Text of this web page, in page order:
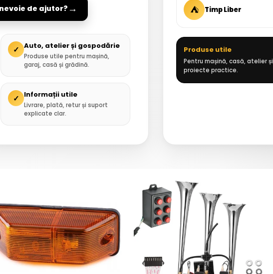
de ajutor? →
✓ Auto, atelier și gospodărie
Produse utile pentru mașină,
garaj, casă și grădină.
✓ Informații utile
Livrare, plată, retur și suport
explicate clar.
⛺ Timp Liber
Produse utile
Pentru mașină, casă, atelier și
proiecte practice.